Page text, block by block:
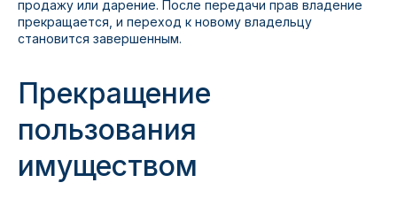
продажу или дарение. После передачи прав владение
прекращается, и переход к новому владельцу
становится завершенным.
Прекращение
пользования
имуществом